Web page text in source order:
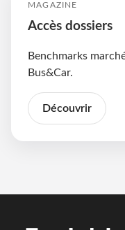
MAGAZINE
Accès dossiers
Benchmarks
Bus&Car.
Découvrir